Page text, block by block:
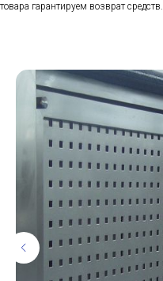
товара гарантируем возврат средств.